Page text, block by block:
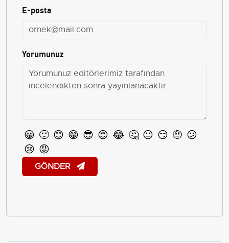
E-posta
Yorumunuz
😀 🙂 😊 😁 😎 😍 😂 🤔 😐 😏 🤨 😕
😢 😡
GÖNDER